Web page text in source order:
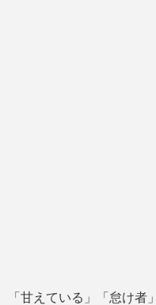
「甘えている」「怠け